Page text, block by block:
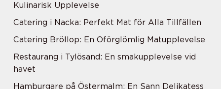
Kulinarisk Upplevelse
Catering i Nacka: Perfekt Mat för Alla Tillfällen
Catering Bröllop: En Oförglömlig Matupplevelse
Restaurang i Tylösand: En smakupplevelse vid
havet
Hamburgare på Östermalm: En Sann Delikatess